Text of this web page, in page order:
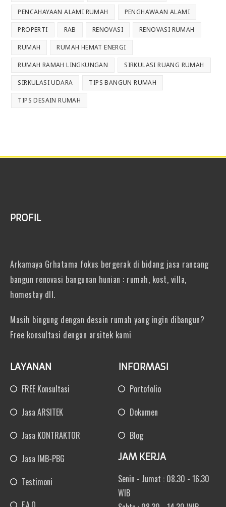
PENCAHAYAAN ALAMI RUMAH PENGHAWAAN ALAMI
PROPERTI RAB RENOVASI RENOVASI RUMAH
RUMAH RUMAH HEMAT ENERGI
RUMAH RAMAH LINGKUNGAN SIRKULASI RUANG RUMAH
SIRKULASI UDARA TIPS BANGUN RUMAH
TIPS DESAIN RUMAH
PROFIL
Arkamaya Grhatama fokus bergerak di bidang jasa rancang
bangun renovasi bangunan hunian : rumah, kost, villa,
homestay dll.
Masih bingung dengan desain rumah yang ingin dibangun?
Free konsultasi dengan arsitek kami
LAYANAN
FREE Konsultasi
Jasa ARSITEK
Jasa KONTRAKTOR
Jasa IMB-PBG
Testimoni
INFORMASI
Portofolio
Dokumen
Blog
JAM KERJA
Senin - Jumat : 08.30 - 16.30
WIB